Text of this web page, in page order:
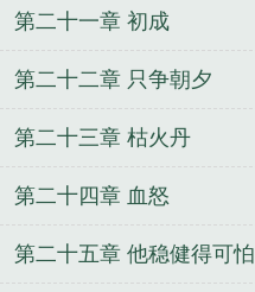
第二十一章 初成
第二十二章 只争朝夕
第二十三章 枯火丹
第二十四章 血怒
第二十五章 他稳健得可怕